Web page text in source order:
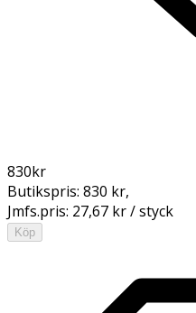
830kr
Butikspris: 830 kr,
Jmfs.pris: 27,67 kr / styck
Köp